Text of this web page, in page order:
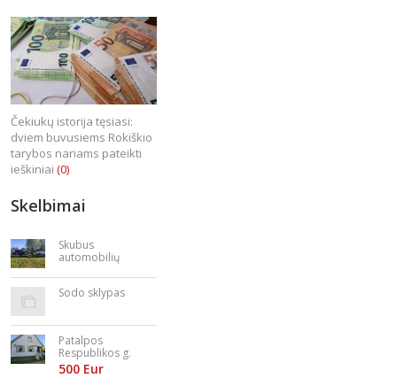
Čekiukų istorija tęsiasi:
dviem buvusiems Rokiškio
tarybos nariams pateikti
ieškiniai (0)
Skelbimai
Skubus
automobilių
Sodo sklypas
Patalpos
Respublikos g.
23
500 Eur